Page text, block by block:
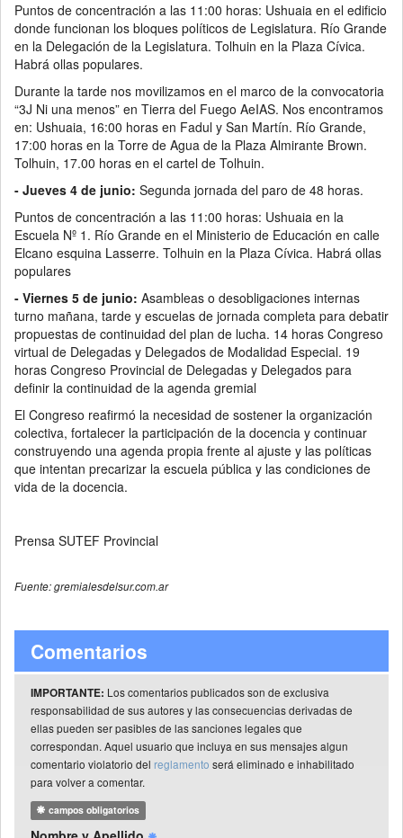
Puntos de concentración a las 11:00 horas: Ushuaia en el edificio
donde funcionan los bloques políticos de Legislatura. Río Grande
en la Delegación de la Legislatura. Tolhuin en la Plaza Cívica.
Habrá ollas populares.
Durante la tarde nos movilizamos en el marco de la convocatoria
“3J Ni una menos” en Tierra del Fuego AeIAS. Nos encontramos
en: Ushuaia, 16:00 horas en Fadul y San Martín. Río Grande,
17:00 horas en la Torre de Agua de la Plaza Almirante Brown.
Tolhuin, 17.00 horas en el cartel de Tolhuin.
- Jueves 4 de junio: Segunda jornada del paro de 48 horas.
Puntos de concentración a las 11:00 horas: Ushuaia en la
Escuela Nº 1. Río Grande en el Ministerio de Educación en calle
Elcano esquina Lasserre. Tolhuin en la Plaza Cívica. Habrá ollas
populares
- Viernes 5 de junio: Asambleas o desobligaciones internas
turno mañana, tarde y escuelas de jornada completa para debatir
propuestas de continuidad del plan de lucha. 14 horas Congreso
virtual de Delegadas y Delegados de Modalidad Especial. 19
horas Congreso Provincial de Delegadas y Delegados para
definir la continuidad de la agenda gremial
El Congreso reafirmó la necesidad de sostener la organización
colectiva, fortalecer la participación de la docencia y continuar
construyendo una agenda propia frente al ajuste y las políticas
que intentan precarizar la escuela pública y las condiciones de
vida de la docencia.
Prensa SUTEF Provincial
Fuente: gremialesdelsur.com.ar
Comentarios
IMPORTANTE: Los comentarios publicados son de exclusiva
responsabilidad de sus autores y las consecuencias derivadas de
ellas pueden ser pasibles de las sanciones legales que
correspondan. Aquel usuario que incluya en sus mensajes algun
comentario violatorio del reglamento será eliminado e inhabilitado
para volver a comentar.
campos obligatorios